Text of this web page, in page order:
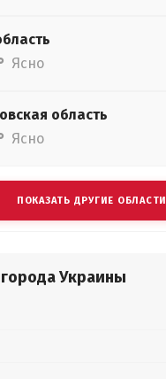
Ясно
область
Ясно
ПОКАЗАТЬ ДРУГИЕ ОБЛАСТИ
Украины